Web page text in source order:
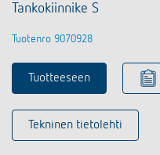
Tankokiinnike S
Tuotenro 9070928
Tuotteeseen
Tekninen tietolehti